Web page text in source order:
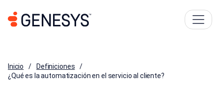
Inicio
Definiciones
¿Qué es la automatización en el servicio al cliente?